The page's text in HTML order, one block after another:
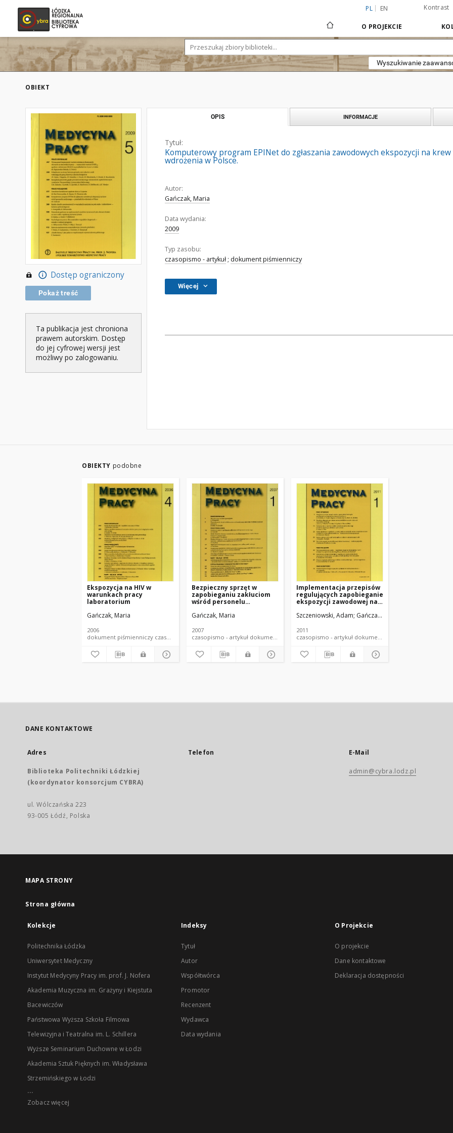
PL EN Kontrast
O PROJEKCIE
Wyszukiwanie
OBIEKT
Dostęp ograniczony
Pokaż treść
Ta publikacja jest chroniona
prawem autorskim. Dostęp
do jej cyfrowej wersji jest
możliwy po zalogowaniu.
OPIS INFORMACJE
Tytuł:
Komputerowy program EPINet do zgłaszania zawodowych ekspozycji na
wdrożenia w Polsce.
Autor:
Gańczak, Maria
Data wydania:
2009
Typ zasobu:
czasopismo - artykuł ; dokument piśmienniczy
Więcej
OBIEKTY podobne
Ekspozycja na HIV w
warunkach pracy
laboratorium
Gańczak, Maria
2006
dokument piśmienniczy czasopismo - artykuł
Bezpieczny sprzęt w
zapobieganiu zakłuciom
wśród personelu
Gańczak, Maria
2007
czasopismo - artykuł dokument piśmienniczy
Implementacja przepisów
regulujących zapobieganie
ekspozycji zawodowej na
z perspektywy Polski jako
Szczeniowski, Adam Gańczak, Maria
2011
czasopismo - artykuł dokument piśmienniczy
DANE KONTAKTOWE
Adres
Biblioteka Politechniki Łódzkiej
(koordynator konsorcjum CYBRA)
ul. Wólczańska 223
93-005 Łódź, Polska
Telefon E-Mail
admin@cybra.lodz.pl
MAPA STRONY
Strona główna
Kolekcje
Politechnika Łódzka
Uniwersytet Medyczny
Instytut Medycyny Pracy im. prof. J. Nofera
Akademia Muzyczna im. Grażyny i Kiejstuta
Bacewiczów
Państwowa Wyższa Szkoła Filmowa
Telewizyjna i Teatralna im. L. Schillera
Wyższe Seminarium Duchowne w Łodzi
Akademia Sztuk Pięknych im. Władysława
Strzemińskiego w Łodzi
...
Zobacz więcej
Indeksy
Tytuł
Autor
Współtwórca
Promotor
Recenzent
Wydawca
Data wydania
O Projekcie
O projekcie
Dane kontaktowe
Deklaracja dostępności